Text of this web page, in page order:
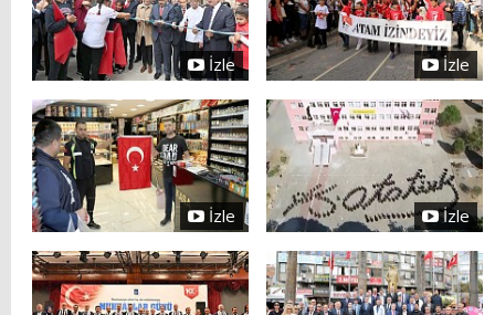
İzle İzle
İzle İzle